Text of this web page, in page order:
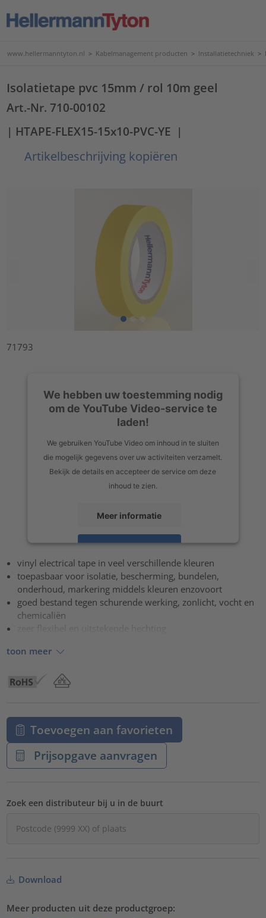
www.hellermanntyton.nl > Kabelmanagement producten > Installatietechniek >
Isolatietape pvc 15mm / rol 10m geel
Art.-Nr. 710-00102
| HTAPE-FLEX15-15x10-PVC-YE |
Artikelbeschrijving kopiëren
71793
We hebben uw toestemming nodig
om de YouTube Video-service te
laden!
We gebruiken YouTube Video om inhoud in te sluiten
die mogelijk gegevens over uw activiteiten verzamelt.
Bekijk de details en accepteer de service om deze
inhoud te zien.
Meer informatie
Accepteren
powered byUsercentrics Consent Management Platform
vinyl electrical tape in veel verschillende kleuren
toepasbaar voor isolatie, bescherming, bundelen,
onderhoud, markering middels kleuren enzovoort
goed bestand tegen schurende werking, zonlicht, vocht en
chemicaliën
zeer flexibel en uitstekende hechting
toon meer
Toevoegen aan favorieten
Prijsopgave aanvragen
Zoek een distributeur bij u in de buurt
Download
Meer producten uit deze productgroep: